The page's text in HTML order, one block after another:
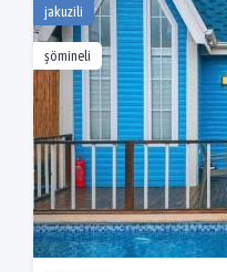
jakuzili
şömineli